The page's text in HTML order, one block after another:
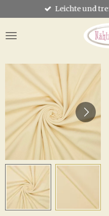
Hauptinhalt
springen
Leichte und